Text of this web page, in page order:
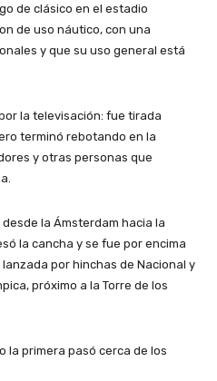
de clásico en el estadio
de uso náutico, con una
y que su uso general está
la televisación: fue tirada
terminó rebotando en la
y otras personas que
la Ámsterdam hacia la
la cancha y se fue por encima
por hinchas de Nacional y
próximo a la Torre de los
la primera pasó cerca de los